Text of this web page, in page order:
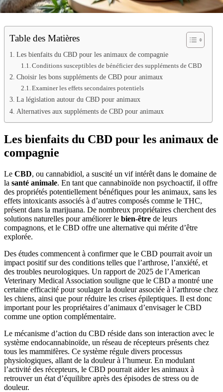
Table des Matières
Les bienfaits du CBD pour les animaux de compagnie
Conditions susceptibles de bénéficier des suppléments de CBD
Choisir les bons suppléments de CBD pour animaux
Examiner les effets secondaires potentiels
La législation autour du CBD pour animaux
Alternatives aux suppléments de CBD pour animaux
Les bienfaits du CBD pour les animaux de
compagnie
Le CBD, ou cannabidiol, a suscité un vif intérêt dans le domaine de
la santé animale. En tant que cannabinoïde non psychoactif, il offre
des propriétés potentiellement bénéfiques pour les animaux, sans les
effets intoxicants associés à d’autres composés comme le THC,
présent dans la marijuana. De nombreux propriétaires cherchent des
solutions naturelles pour améliorer le bien-être de leurs
compagnons, et le CBD offre une alternative qui mérite d’être
explorée.
Des études commencent à confirmer que le CBD pourrait avoir un
impact positif sur des conditions telles que l’arthrose, l’anxiété, et
des troubles neurologiques. Un rapport de 2025 de l’American
Veterinary Medical Association souligne que le CBD a montré une
certaine efficacité pour soulager la douleur associée à l’arthrose chez
les chiens, ainsi que pour réduire les crises épileptiques. Il est donc
important pour les propriétaires d’animaux d’envisager le CBD
comme une option complémentaire.
Le mécanisme d’action du CBD réside dans son interaction avec le
système endocannabinoïde, un réseau de récepteurs présents chez
tous les mammifères. Ce système régule divers processus
physiologiques, allant de la douleur à l’humeur. En modulant
l’activité des récepteurs, le CBD pourrait aider les animaux à
retrouver un état d’équilibre après des épisodes de stress ou de
douleur.